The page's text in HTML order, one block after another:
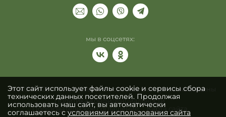
мы в соцсетях:
© 2021-2026 г. Починковские колбасы. Все права защищены
Политика конфиденциальности
Пользовательское соглашение
Карта сайта
Этот сайт использует файлы cookie и сервисы сбора
технических данных посетителей. Продолжая
использовать наш сайт, вы автоматически
соглашаетесь с условиями использования сайта